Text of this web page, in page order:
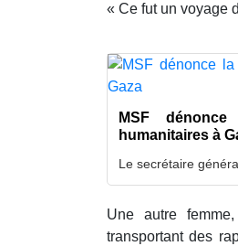
« Ce fut un voyage
MSF
humanitaires à
Le secrétaire
Une autre
transportant des